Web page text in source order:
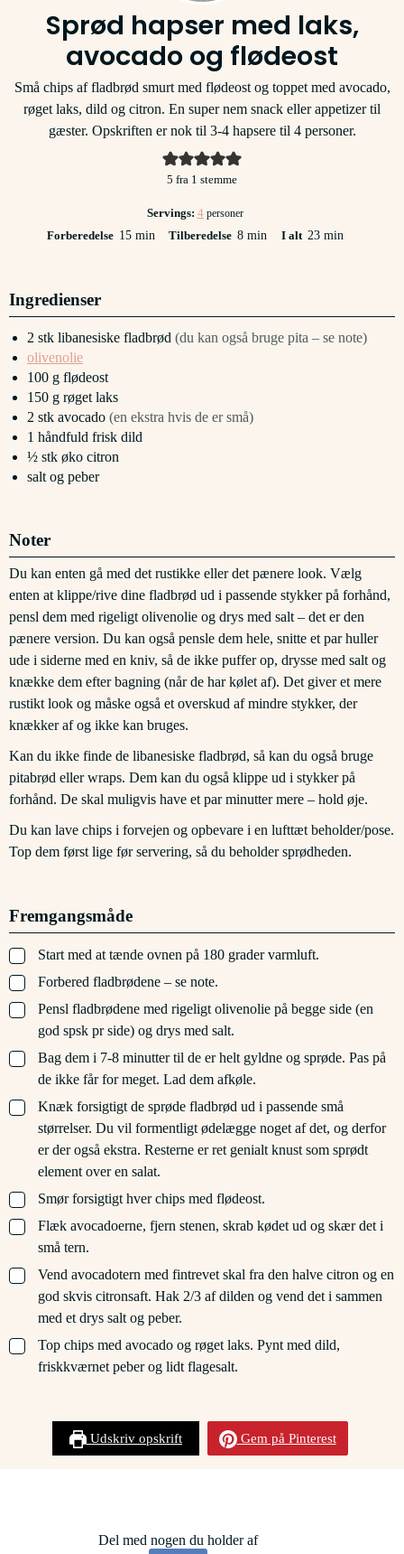
Sprød hapser med laks,
avocado og flødeost
Små chips af fladbrød smurt med flødeost og toppet med avocado,
røget laks, dild og citron. En super nem snack eller appetizer til
gæster. Opskriften er nok til 3-4 hapsere til 4 personer.
5 fra 1 stemme
Servings: 4 personer
Forberedelse 15minutter
min Tilberedelse 8minutter
min I alt 23minutter
min
Ingredienser
2 stk libanesiske fladbrød (du kan også bruge pita – se note)
olivenolie
100 g flødeost
150 g røget laks
2 stk avocado (en ekstra hvis de er små)
1 håndfuld frisk dild
½ stk øko citron
salt og peber
Noter
Du kan enten gå med det rustikke eller det pænere look. Vælg
enten at klippe/rive dine fladbrød ud i passende stykker på forhånd,
pensl dem med rigeligt olivenolie og drys med salt – det er den
pænere version. Du kan også pensle dem hele, snitte et par huller
ude i siderne med en kniv, så de ikke puffer op, drysse med salt og
knække dem efter bagning (når de har kølet af). Det giver et mere
rustikt look og måske også et overskud af mindre stykker, der
knækker af og ikke kan bruges.
Kan du ikke finde de libanesiske fladbrød, så kan du også bruge
pitabrød eller wraps. Dem kan du også klippe ud i stykker på
forhånd. De skal muligvis have et par minutter mere – hold øje.
Du kan lave chips i forvejen og opbevare i en lufttæt beholder/pose.
Top dem først lige før servering, så du beholder sprødheden.
Fremgangsmåde
▢
Start med at tænde ovnen på 180 grader varmluft.
▢
Forbered fladbrødene – se note.
▢
Pensl fladbrødene med rigeligt olivenolie på begge side (en
god spsk pr side) og drys med salt.
▢
Bag dem i 7-8 minutter til de er helt gyldne og sprøde. Pas på
de ikke får for meget. Lad dem afkøle.
▢
Knæk forsigtigt de sprøde fladbrød ud i passende små
størrelser. Du vil formentligt ødelægge noget af det, og derfor
er der også ekstra. Resterne er ret genialt knust som sprødt
element over en salat.
▢
Smør forsigtigt hver chips med flødeost.
▢
Flæk avocadoerne, fjern stenen, skrab kødet ud og skær det i
små tern.
▢
Vend avocadotern med fintrevet skal fra den halve citron og en
god skvis citronsaft. Hak 2/3 af dilden og vend det i sammen
med et drys salt og peber.
▢
Top chips med avocado og røget laks. Pynt med dild,
friskkværnet peber og lidt flagesalt.
Udskriv opskrift Gem på Pinterest
Del med nogen du holder af